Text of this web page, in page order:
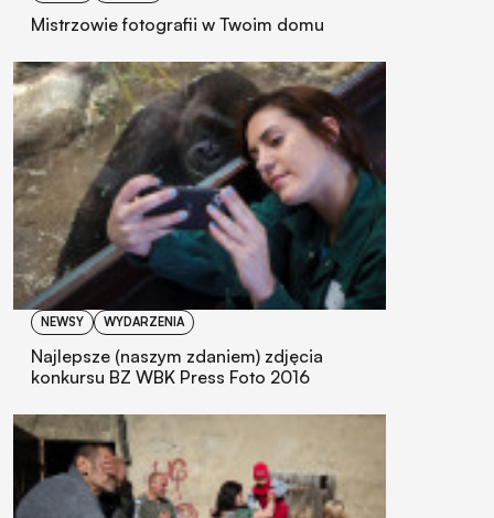
Mistrzowie fotografii w Twoim domu
NEWSY WYDARZENIA
Najlepsze (naszym zdaniem) zdjęcia
konkursu BZ WBK Press Foto 2016